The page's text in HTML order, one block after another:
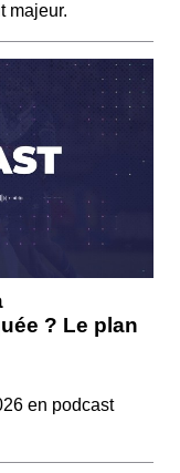
majeur.
? Le plan
en podcast